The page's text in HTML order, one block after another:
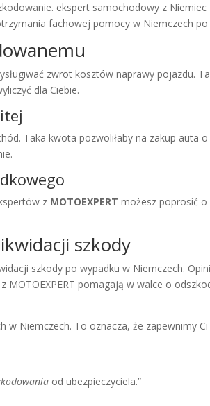
ekspert samochodowy z Niemiec
fachowej pomocy w Niemczech po
zwrot kosztów naprawy pojazdu.
dla Ciebie.
Taka kwota pozwoliłaby na zakup auta
z MOTOEXPERT możesz poprosić
szkody
szkody po wypadku w Niemczech.
z MOTOEXPERT pomagają w walce o
w Niemczech. To oznacza, że zapewnimy Ci
od ubezpieczyciela.”